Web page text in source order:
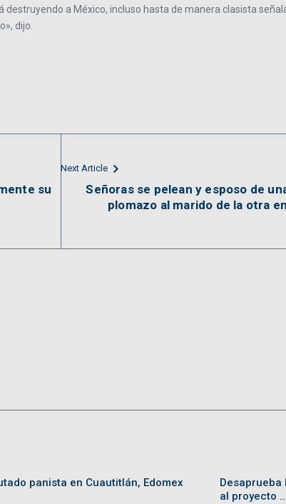
a México, incluso hasta de manera clasista
dijo.
su
Next Article
Señoras se pelean y esposo de
plomazo al marido de la otra
panista en Cuautitlán, Edomex
Desaprueba
al proyecto